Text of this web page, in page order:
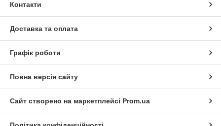
Контакти
Доставка та оплата
Графік роботи
Повна версія сайту
Сайт створено на маркетплейсі Prom.ua